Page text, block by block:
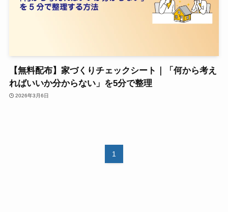
【無料配布】家づくりチェックシート｜「何から考え
ればいいか分からない」を5分で整理
2026年3月6日
1